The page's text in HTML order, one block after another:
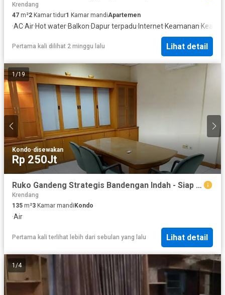
Krendang
47 m²2 Kamar tidur1 Kamar mandiApartemen
·AC·Air·Hot water·Balkon·Dapur terpadu·Internet·Keamanan·
Pertama kali dilihat 2 minggu lalu Lihat detail
1/19
Kondo·disewakan
Rp 250Jt
Ruko Gandeng Strategis Bandengan Indah - Siap Pakai Untuk Kantor & Usaha
Krendang
135 m²3 Kamar mandi Kondo
·Air
Pertama kali terlihat lebih dari sebulan yang lalu Lihat detail
1/4